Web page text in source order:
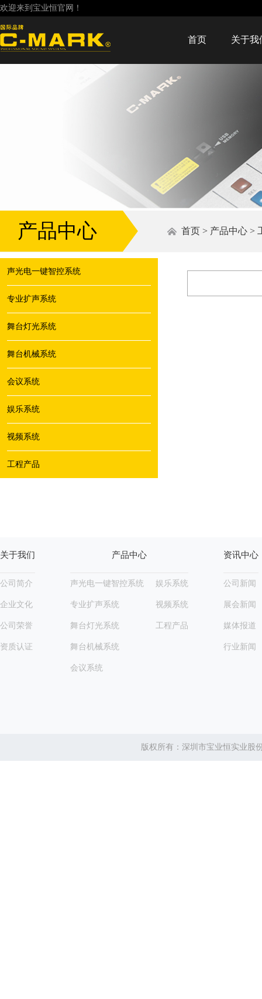
欢迎来到宝业恒官网！
首页 关于我
产品中心 首页 > 产品中心 >
声光电一键智控系统
专业扩声系统
舞台灯光系统
舞台机械系统
会议系统
娱乐系统
视频系统
工程产品
关于我们
公司简介
企业文化
公司荣誉
资质认证
产品中心
声光电一键智控系统
专业扩声系统
舞台灯光系统
舞台机械系统
会议系统
娱乐系统
视频系统
工程产品
资讯中心
公司新闻
展会新闻
媒体报道
行业新闻
版权所有：深圳市宝业恒实业